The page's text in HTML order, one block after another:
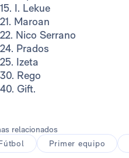
15. I. Lekue
21. Maroan
22. Nico Serrano
24. Prados
25. Izeta
30. Rego
40. Gift.
relacionados
Primer equipo